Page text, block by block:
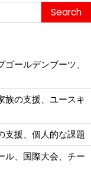
ールデンブーツ、
族の支援、ユースキ
支援、個人的な課題
ル、国際大会、チー